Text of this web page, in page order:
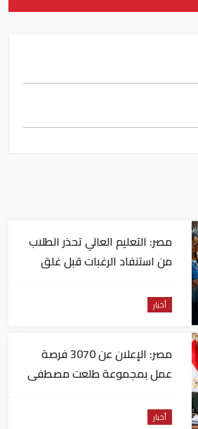
مصر: التعليم العالي تحذر الطلاب
من استنفاد الرغبات قبل غلق
أخبار
مصر: الإعلان عن 3070 فرصة
عمل بمجموعة طلعت مصطفى
أخبار